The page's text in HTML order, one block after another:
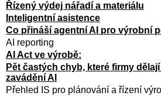
Řízený výdej nářadí a materiálu
Inteligentní asistence
Co přináší agentní AI pro výrobní
AI reporting
AI Act ve výrobě:
Pět častých chyb, které firmy
zavádění AI
Přehled IS pro plánování a řízení